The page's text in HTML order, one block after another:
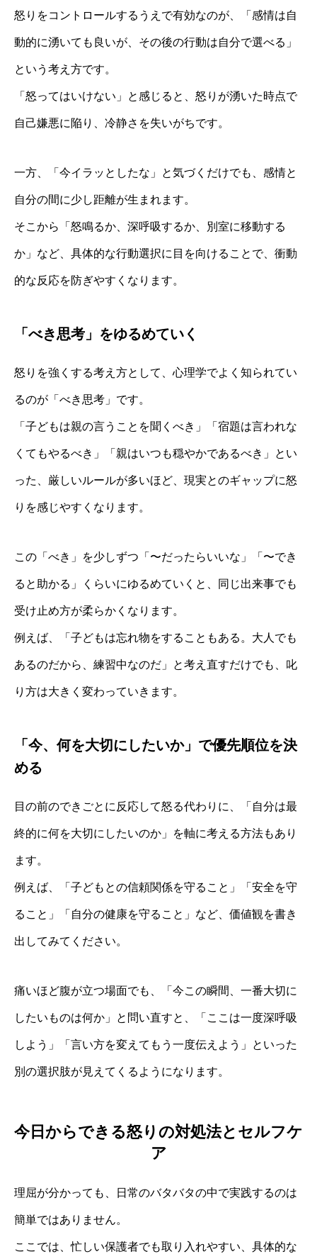
怒りをコントロールするうえで有効なのが、「感情は自
動的に湧いても良いが、その後の行動は自分で選べる」
という考え方です。
「怒ってはいけない」と感じると、怒りが湧いた時点で
自己嫌悪に陥り、冷静さを失いがちです。
一方、「今イラッとしたな」と気づくだけでも、感情と
自分の間に少し距離が生まれます。
そこから「怒鳴るか、深呼吸するか、別室に移動する
か」など、具体的な行動選択に目を向けることで、衝動
的な反応を防ぎやすくなります。
「べき思考」をゆるめていく
怒りを強くする考え方として、心理学でよく知られてい
るのが「べき思考」です。
「子どもは親の言うことを聞くべき」「宿題は言われな
くてもやるべき」「親はいつも穏やかであるべき」とい
った、厳しいルールが多いほど、現実とのギャップに怒
りを感じやすくなります。
この「べき」を少しずつ「〜だったらいいな」「〜でき
ると助かる」くらいにゆるめていくと、同じ出来事でも
受け止め方が柔らかくなります。
例えば、「子どもは忘れ物をすることもある。大人でも
あるのだから、練習中なのだ」と考え直すだけでも、叱
り方は大きく変わっていきます。
「今、何を大切にしたいか」で優先順位を決
める
目の前のできごとに反応して怒る代わりに、「自分は最
終的に何を大切にしたいのか」を軸に考える方法もあり
ます。
例えば、「子どもとの信頼関係を守ること」「安全を守
ること」「自分の健康を守ること」など、価値観を書き
出してみてください。
痛いほど腹が立つ場面でも、「今この瞬間、一番大切に
したいものは何か」と問い直すと、「ここは一度深呼吸
しよう」「言い方を変えてもう一度伝えよう」といった
別の選択肢が見えてくるようになります。
今日からできる怒りの対処法とセルフケ
ア
理屈が分かっても、日常のバタバタの中で実践するのは
簡単ではありません。
ここでは、忙しい保護者でも取り入れやすい、具体的な